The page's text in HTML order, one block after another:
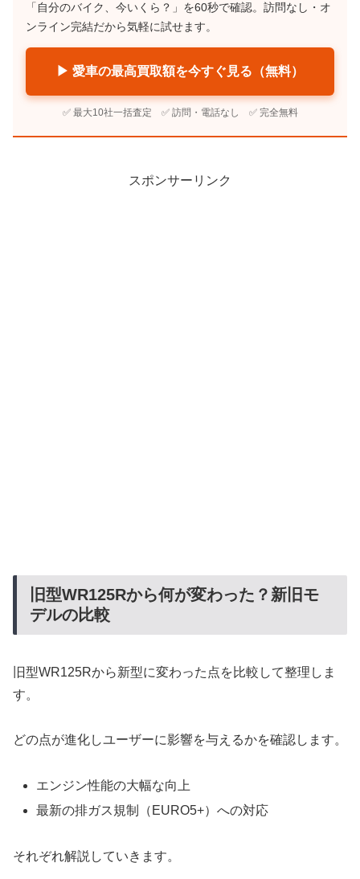
「自分のバイク、今いくら？」を60秒で確認。訪問なし・オ
ンライン完結だから気軽に試せます。
▶ 愛車の最高買取額を今すぐ見る（無料）
✅ 最大10社一括査定 ✅ 訪問・電話なし ✅ 完全無料
スポンサーリンク
旧型WR125Rから何が変わった？新旧モ
デルの比較
旧型WR125Rから新型に変わった点を比較して整理しま
す。
どの点が進化しユーザーに影響を与えるかを確認します。
エンジン性能の大幅な向上
最新の排ガス規制（EURO5+）への対応
それぞれ解説していきます。